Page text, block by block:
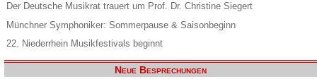
Der Deutsche Musikrat trauert um Prof. Dr. Christine Siegert
Münchner Symphoniker: Sommerpause & Saisonbeginn
22. Niederrhein Musikfestivals beginnt
Neue Besprechungen